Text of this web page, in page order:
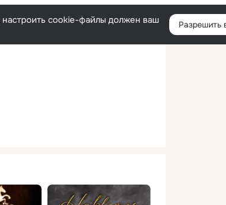
Русский
cookie-файлы должен ваш
Разрешить